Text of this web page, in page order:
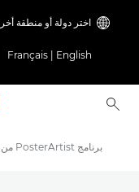
اختر دولة أو منطقة
English
Français